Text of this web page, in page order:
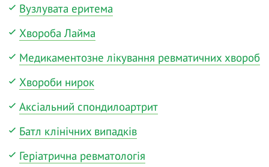
Вузлувата еритема
Хвороба Лайма
Медикаментозне лікування ревматичних хвороб
Хвороби нирок
Аксіальний спондилоартрит
Батл клінічних випадків
Геріатрична ревматологія